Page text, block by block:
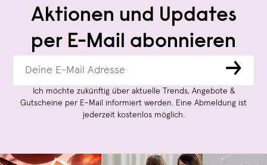
Aktionen und Updates
per E-Mail abonnieren
→
Ich möchte zukünftig über aktuelle Trends, Angebote &
Gutscheine per E-Mail informiert werden. Eine Abmeldung ist
jederzeit kostenlos möglich.